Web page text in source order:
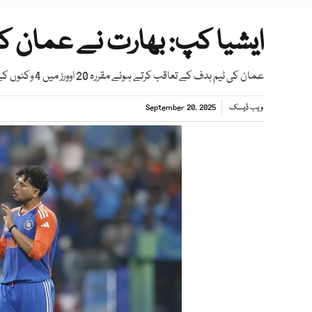
ایشیا کپ: بھارت نے عمان کو 21 رنز سے شکست
عمان کی ٹیم ہدف کے تعاقب کرتے ہوئے مقررہ 20 اوورز میں 4 وکٹوں کے نقصان پر 167 رنز بنا سکی
ویب ڈیسک September 20, 2025